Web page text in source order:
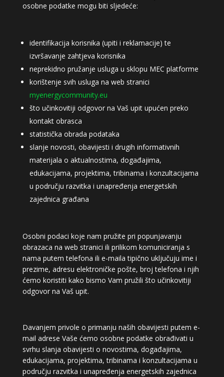
osobne podatke mogu biti sljedeće:
identifikacija korisnika (upiti i reklamacije) te
izvršavanje zahtjeva korisnika
neprekidno pružanje usluga u sklopu MEC platforme
korištenje svih usluga na web stranici
myenergycommunity.eu
što učinkovitiji odgovor na Vaš upit upućen preko
kontakt obrasca
statistička obrada podataka
slanje novosti, obavijesti i drugih informativnih
materijala o aktualnostima, događajima,
edukacijama, projektima, tribinama i konzultacijama
u području razvitka i unapređenja energetskih
zajednica građana
Osobni podaci koje nam pružite pri popunjavanju
obrazaca na web stranici ili prilikom komuniciranja s
nama putem telefona ili e-maila tipično uključuju ime i
prezime, adresu elektroničke pošte, broj telefona i njih
ćemo koristiti kako bismo Vam pružili što učinkovitiji
odgovor na Vaš upit.
Davanjem privole o primanju naših obavijesti putem e-
mail adrese Vaše ćemo osobne podatke obrađivati u
svrhu slanja obavijesti o novostima, događajima,
edukacijama, projektima, tribinama i konzultacijama u
području razvitka i unapređenja energetskih zajednica